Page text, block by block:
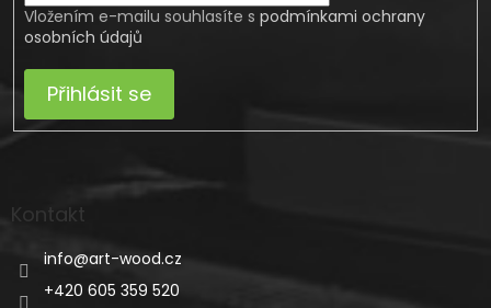
Vložením e-mailu souhlasíte s podmínkami ochrany
osobních údajů
Přihlásit se
Kontakt
info@art-wood.cz
+420 605 359 520